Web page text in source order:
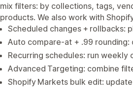
mix filters: by collections, tags,
products. We also work with
Scheduled changes + rollbacks:
Auto compare‑at + .99
Recurring schedules: run
Advanced Targeting: combine
Shopify Markets bulk edit: